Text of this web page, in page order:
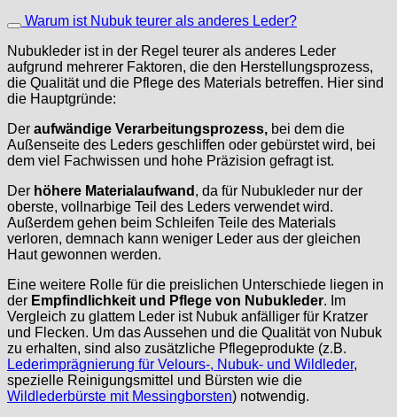
Warum ist Nubuk teurer als anderes Leder?
Nubukleder ist in der Regel teurer als anderes Leder
aufgrund mehrerer Faktoren, die den Herstellungsprozess,
die Qualität und die Pflege des Materials betreffen. Hier sind
die Hauptgründe:
Der aufwändige Verarbeitungsprozess, bei dem die
Außenseite des Leders geschliffen oder gebürstet wird, bei
dem viel Fachwissen und hohe Präzision gefragt ist.
Der höhere Materialaufwand , da für Nubukleder nur der
oberste, vollnarbige Teil des Leders verwendet wird.
Außerdem gehen beim Schleifen Teile des Materials
verloren, demnach kann weniger Leder aus der gleichen
Haut gewonnen werden.
Eine weitere Rolle für die preislichen Unterschiede liegen in
der Empfindlichkeit und Pflege von Nubukleder. Im
Vergleich zu glattem Leder ist Nubuk anfälliger für Kratzer
und Flecken. Um das Aussehen und die Qualität von Nubuk
zu erhalten, sind also zusätzliche Pflegeprodukte (z.B.
Lederimprägnierung für Velours-, Nubuk- und Wildleder,
spezielle Reinigungsmittel und Bürsten wie die
Wildlederbürste mit Messingborsten) notwendig.